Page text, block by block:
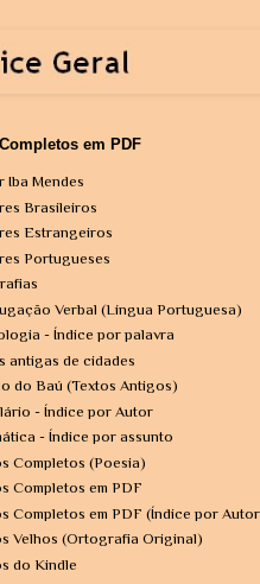
em PDF
Iba Mendes
Brasileiros
Estrangeiros
Portugueses
Verbal (Língua Portuguesa)
- Índice por palavra
antigas de cidades
do Baú (Textos Antigos)
- Índice por Autor
- Índice por assunto
Completos (Poesia)
Completos em PDF
Completos em PDF (Índice por
Velhos (Ortografia Original)
do Kindle